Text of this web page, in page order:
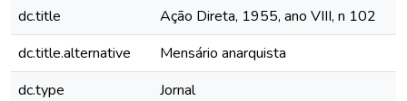
dc.title
Ação Direta, 1955, ano VIII, n 102
dc.title.alternative
Mensário anarquista
dc.type
Jornal